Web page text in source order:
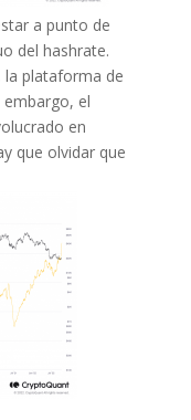
a punto de
del hashrate.
la plataforma de
embargo, el
en
que olvidar que